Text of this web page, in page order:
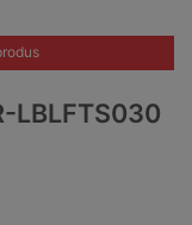
LBLFTS030